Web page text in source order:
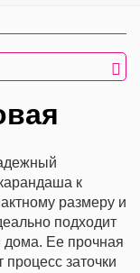
к
размеру и
подходит
дома. Ее прочная
заточки